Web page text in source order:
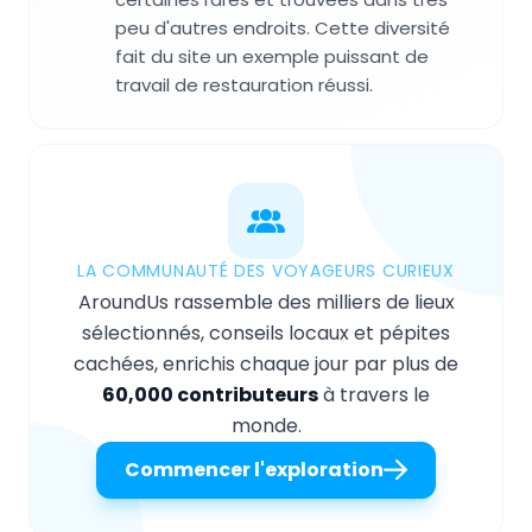
peu d'autres endroits. Cette diversité
fait du site un exemple puissant de
travail de restauration réussi.
LA COMMUNAUTÉ DES VOYAGEURS CURIEUX
AroundUs rassemble des milliers de lieux
sélectionnés, conseils locaux et pépites
cachées, enrichis chaque jour par plus de
60,000 contributeursà travers le
monde.
Commencer l'exploration